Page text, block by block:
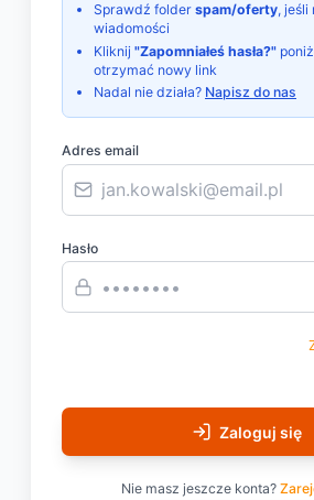
Sprawdź folder spam/oferty, jeśli
wiadomości
Kliknij "Zapomniałeś hasła?"
otrzymać nowy link
Nadal nie działa? Napisz do nas
Adres email
Hasło
Zaloguj się
Nie masz jeszcze konta?